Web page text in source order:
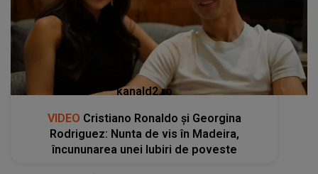
kanald2.ro
VIDEO Cristiano Ronaldo și Georgina
Rodriguez: Nunta de vis în Madeira,
încununarea unei Iubiri de poveste